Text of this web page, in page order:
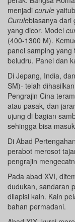
menjadi curule
Curulebiasanya dari
yang dicor. Model
(400-1300 M).
panel samping yang
beludru. Panel dan
Di Jepang, India,
SM)- telah
Pengrajin Cina
atau pasak, dan
ujung di bagian
sehingga bisa
Di Abad
perabot merosot
pengrajin
Pada abad XVI,
dudukan, sandaran
dilapisi kain. Kain
bahan permadani.